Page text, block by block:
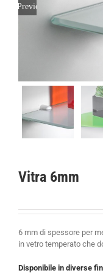
Previous
Vitra 6mm
6 mm di spessore per
in vetro temperato che
Disponibile in diverse